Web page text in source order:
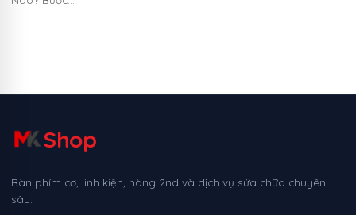
Shop
Bàn phím cơ, linh kiện, hàng 2nd và dịch vụ sửa chữa chuyên
sâu.